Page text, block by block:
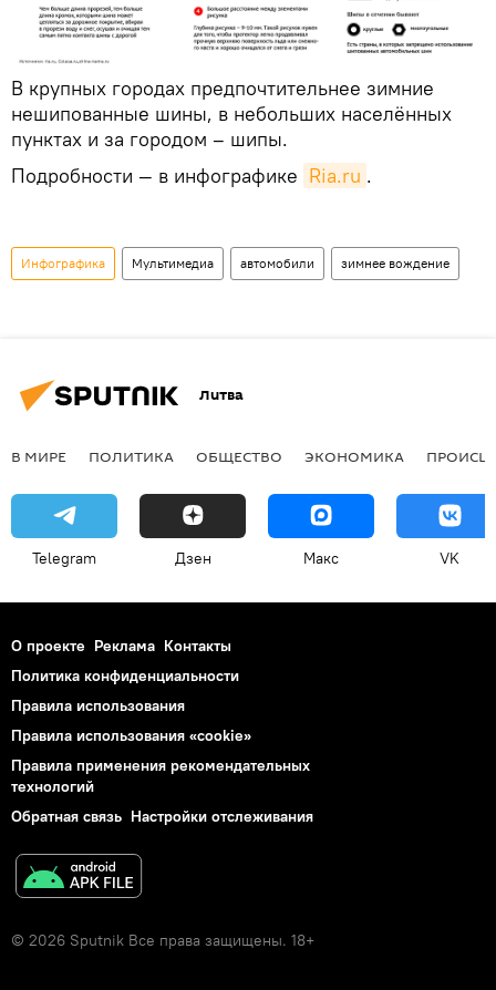
В крупных городах предпочтительнее зимние
нешипованные шины, в небольших населённых
пунктах и за городом – шипы.
Подробности — в инфографике Ria.ru .
Инфографика Мультимедиа автомобили зимнее вождение
Литва
В МИРЕ ПОЛИТИКА ОБЩЕСТВО ЭКОНОМИКА
Telegram Дзен Макс VK
О проекте Реклама Контакты
Политика конфиденциальности
Правила использования
Правила использования «cookie»
Правила применения рекомендательных
технологий
Обратная связь Настройки отслеживания
© 2026 Sputnik Все права защищены. 18+